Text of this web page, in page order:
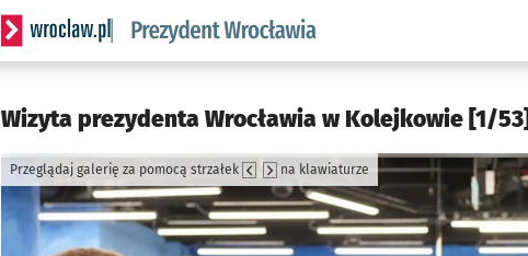
Serwis informacyjny wroclaw.pl podserwis: Prezydent Wrocławia
Wizyta prezydenta Wrocławia w Kolejkowie [1/53]
Przeglądaj galerię za pomocą strzałek na klawiaturze